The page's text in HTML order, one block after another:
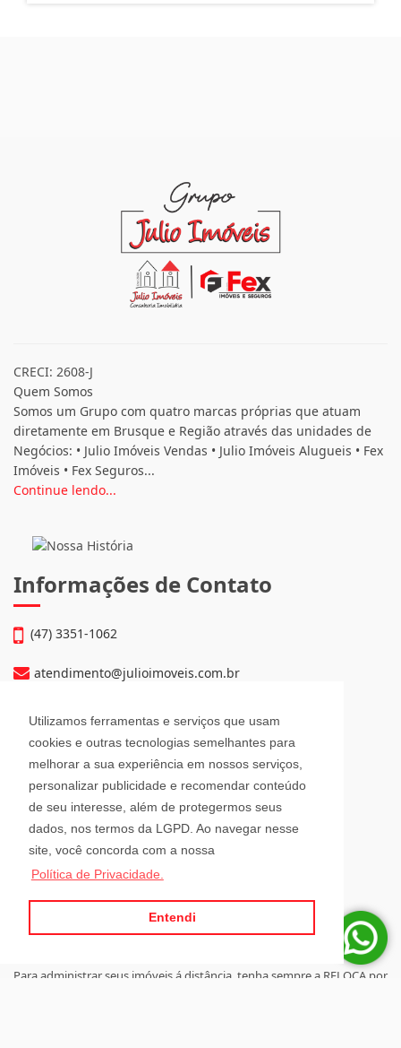
Utilizamos ferramentas e serviços que usam
cookies e outras tecnologias semelhantes para
melhorar a sua experiência em nossos serviços,
personalizar publicidade e recomendar conteúdo
de seu interesse, além de protegermos seus
dados, nos termos da LGPD. Ao navegar nesse
site, você concorda com a nossa
Política de Privacidade.
Entendi
CRECI: 2608-J
Quem Somos
Somos um Grupo com quatro marcas próprias que atuam
diretamente em Brusque e Região através das unidades de
Negócios: • Julio Imóveis Vendas • Julio Imóveis Alugueis • Fex
Imóveis • Fex Seguros...
Continue lendo...
Informações de Contato
(47) 3351-1062
atendimento@julioimoveis.com.br
Avenida Hugo Schlösser, 69, Jardim Maluche
CEP: 88354-300
Horário de Atendimento
Segunda a Sexta-Feira
08h00 - 12h00 e 13h30 - 18h00
Sábado
Para administrar seus imóveis á distância, tenha sempre a RELOCA por